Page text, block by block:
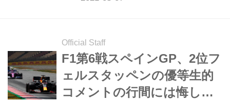
Official Staff
F1第6戦スペインGP、2位フ
ェルスタッペンの優等生的
コメントの行間には悔しさ